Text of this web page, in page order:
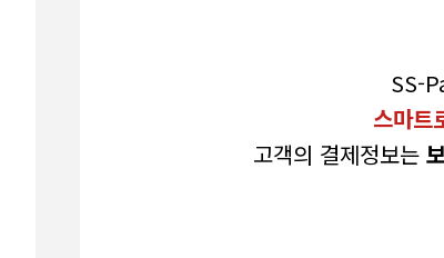
SS-
스마트
고객의 결제정보는